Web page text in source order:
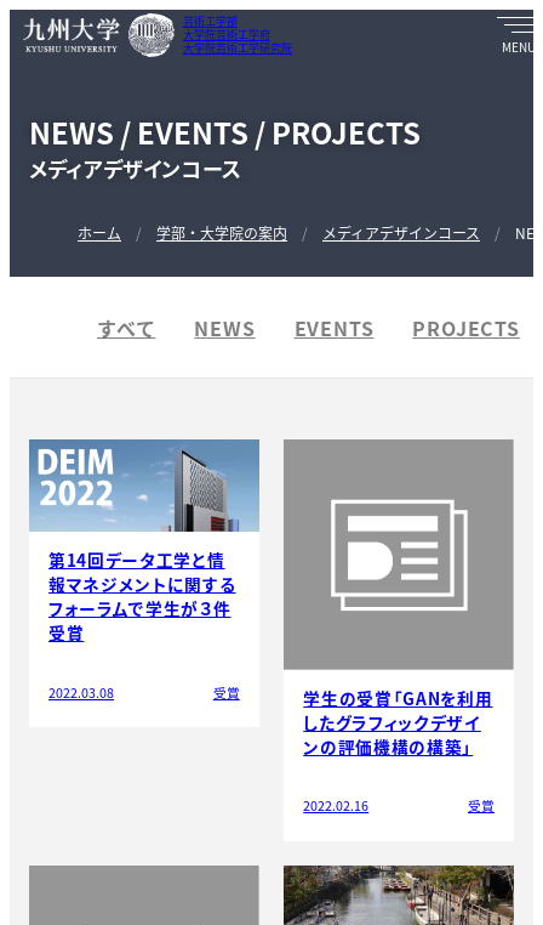
芸術工学部
大学院芸術工学府
大学院芸術工学研究院
NEWS / EVENTS / PROJECTS
メディアデザインコース
ホーム 学部・大学院の案内 メディアデザインコース
すべて NEWS EVENTS PROJECTS
第14回データ工学と情
報マネジメントに関する
フォーラムで学生が３件
受賞
2022.03.08 受賞
学生の受賞「GANを利用
したグラフィックデザイ
ンの評価機構の構築」
2022.02.16 受賞